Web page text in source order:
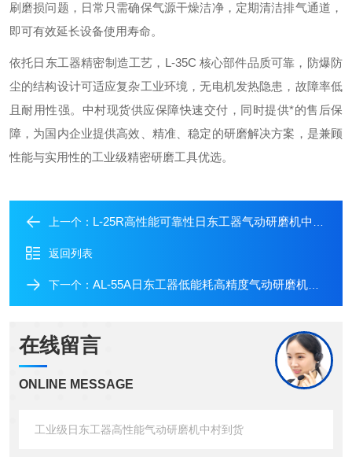
刷磨损问题，日常只需确保气源干燥洁净，定期清洁排气通道，
即可有效延长设备使用寿命。
依托日东工器精密制造工艺，L-35C 核心部件品质可靠，防爆防
尘的结构设计可适应复杂工业环境，无电机发热隐患，故障率低
且耐用性强。中村现货供应保障快速交付，同时提供*的售后保
障，为国内企业提供高效、精准、稳定的研磨解决方案，是兼顾
性能与实用性的工业级精密研磨工具优选。
上一个： L-25R高性能可靠性日东工器气动研磨机中村到货
返回列表
下一个： AL-55A日东工器低能耗高精度气动研磨机中村供应
在线留言
ONLINE MESSAGE